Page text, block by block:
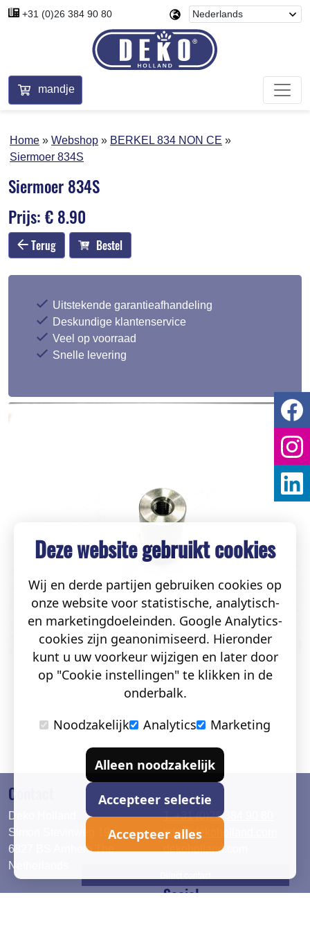
+31 (0)26 384 90 80
mandje
Home Webshop
BERKEL 834 NON CE
Siermoer 834S
Siermoer 834S
Prijs: € 8.90
Terug Bestel
Uitstekende garantieafhandeling
Deskundige klantenservice
Veel op voorraad
Snelle levering
Contact
Deko Holland
Simon Stevinweg 19
6827 BS Arnhem The
Netherlands
T. +31 (0)26 384 90 80
info@dekoholland.com
dekoholland.com
Social
Deze website gebruikt cookies
Wij en derde partijen gebruiken cookies op
onze website voor statistische, analytisch-
en marketingdoeleinden. Google Analytics-
cookies zijn geanonimiseerd. Hieronder
kunt u uw voorkeur wijzigen en later door
op "Cookie instellingen" te klikken in de
onderbalk.
Noodzakelijk
Analytics Marketing
Alleen noodzakelijk
Accepteer selectie
Accepteer alles